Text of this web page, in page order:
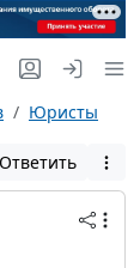
Юристы
Ответить